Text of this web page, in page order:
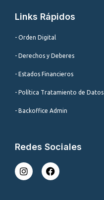
Links Rápidos
- Orden Digital
- Derechos y Deberes
- Estados Financieros
- Política Tratamiento de Datos
- Backoffice Admin
Redes Sociales
I
n
F
a